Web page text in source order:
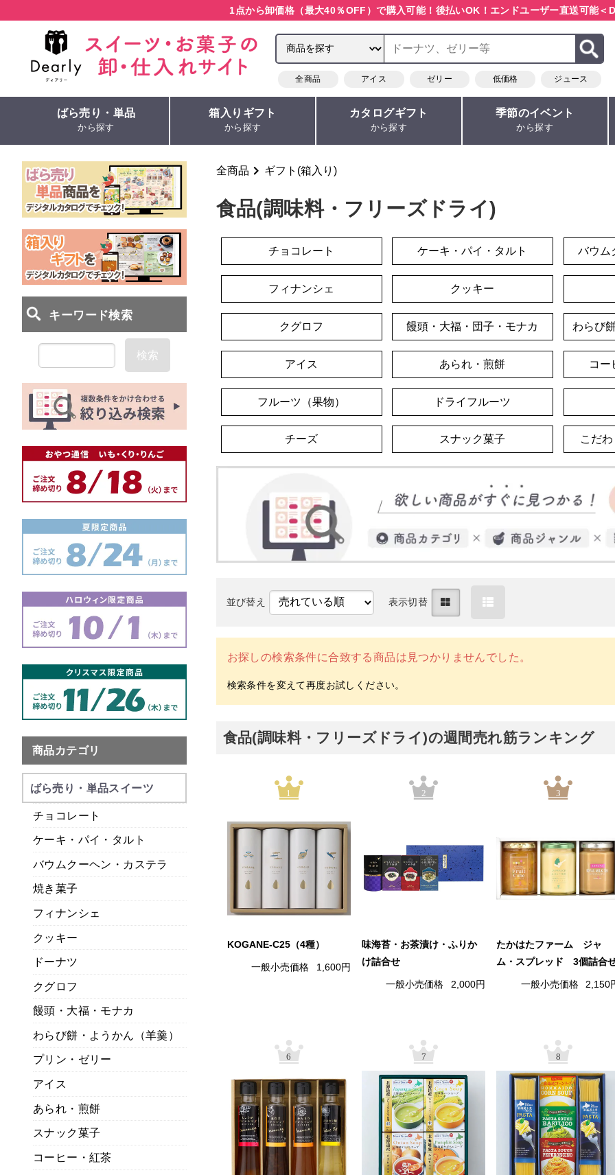
1点から卸価格（最大40％OFF）で購入可能！ 後払いOK！エンドユーザー直送可能＜
全商品 アイス ゼリー 低価格 ジュース
ばら売り・単品
から探す
箱入りギフト
から探す
カタログギフト
から探す
季節のイベント
から探す
全商品 ギフト(箱入り)
食品(調味料・フリーズドライ)
チョコレート ケーキ・パイ・タルト バウム
フィナンシェ クッキー
クグロフ 饅頭・大福・団子・モナカ わらび
アイス あられ・煎餅 コー
フルーツ（果物） ドライフルーツ
チーズ スナック菓子 こだ
並び替え 表示切替
お探しの検索条件に合致する商品は見つかりませんでした。
食品(調味料・フリーズドライ)の週間売れ筋ランキング
1
KOGANE-C25（4種）
一般小売価格 1,600円
2
味海苔・お茶漬け・ふりか
け詰合せ
一般小売価格 2,000円
3
たかはたファーム ジャ
ム・スプレッド 3個詰合
一般小売価格 2,150
6 7 8
検索
商品カテゴリ
ばら売り・単品スイーツ
チョコレート
ケーキ・パイ・タルト
バウムクーヘン・カステラ
焼き菓子
フィナンシェ
クッキー
ドーナツ
クグロフ
饅頭・大福・モナカ
わらび餅・ようかん（羊羹）
プリン・ゼリー
アイス
あられ・煎餅
スナック菓子
コーヒー・紅茶